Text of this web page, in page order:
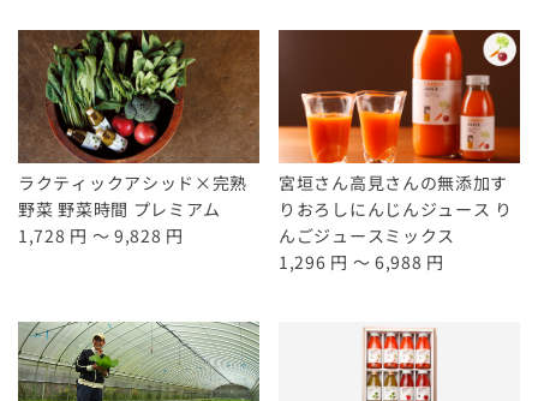
ラクティックアシッド×完熟
野菜 野菜時間 プレミアム
1,728 円 ～ 9,828 円
宮垣さん高見さんの無添加す
りおろしにんじんジュース り
んごジュースミックス
1,296 円 ～ 6,988 円